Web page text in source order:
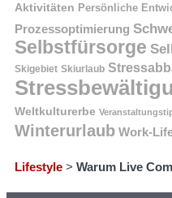
Aktivitäten Persönliche
Prozessoptimierung
Selbstfürsorge
Skigebiet Skiurlaub
Weltkulturerbe
Winterurlaub Work-
Lifestyle > Warum Live